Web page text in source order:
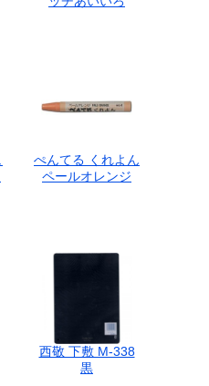
ぺんてる くれよん
ペールオレンジ
西敬 下敷 M-338
黒